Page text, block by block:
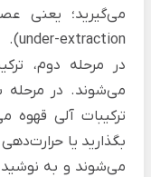
under-extraction).
در مرحله دوم،
می‌شوند. در
ترکیبات آلی قهوه
بگذارید یا
می‌شوند و به